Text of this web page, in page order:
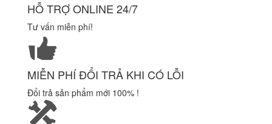
HỖ TRỢ ONLINE 24/7
Tư vấn miễn phí!
MIỄN PHÍ ĐỔI TRẢ KHI CÓ LỖI
Đổi trả sản phẩm mới 100% !